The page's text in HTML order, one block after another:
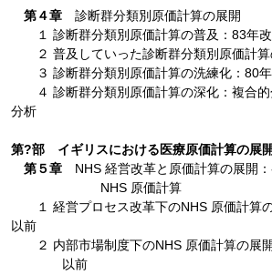
第４章診断群分類別原価計算の展開
１ 診断群分類別原価計算の普及：83年
２ 普及していった診断群分類別原価計算
３ 診断群分類別原価計算の洗練化：80年
４ 診断群分類別原価計算の深化：複合的
分析
第?部 イギリスにおける医療原価計算の展開
第５章NHS 経営改革と原価計算の展開：
NHS 原価計算
１ 経営プロセス改革下のNHS 原価計算
以前
２ 内部市場制度下のNHS 原価計算の展
以前